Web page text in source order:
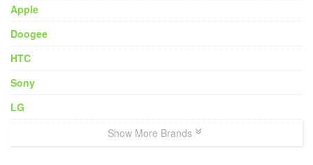
Apple
Doogee
HTC
Sony
LG
Show More Brands